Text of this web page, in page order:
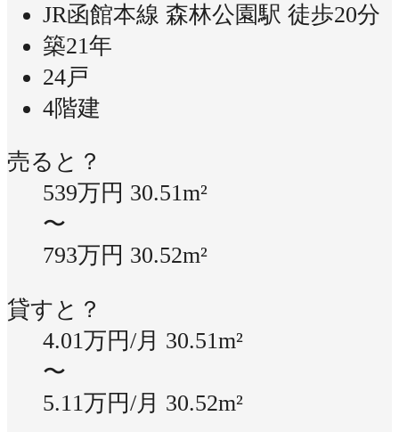
JR函館本線 森林公園駅 徒歩20分
築21年
24戸
4階建
売ると？
539万円 30.51m²
〜
793万円 30.52m²
貸すと？
4.01万円/月 30.51m²
〜
5.11万円/月 30.52m²